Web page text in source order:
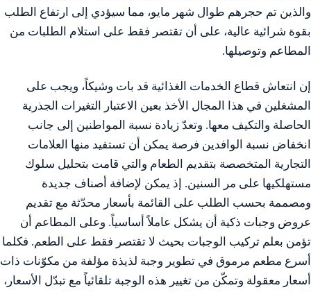
والذين تم حجرهم طوال شهر مايو، مما سيؤدي إلى ارتفاع الطلب
بقوة شرائية عالية، على أن تقتصر فقط على استلام الطلبات من
المطاعم وتوصيلها.
إن انتعاش قطاع الخدمات الغذائية قد بات وشيكاً، ويجب على
المشغلين في هذا المجال الأخذ بعين الاعتبار التغيرات الجذرية
الحاصلة والتكيف معها. وتعدّ زيادة نسبة المواطنين إلى جانب
انخفاض نسبة الوافدين فرصة يمكن أن تستفيد منها العلامات
التجارية المتخصصة بتقديم الطعام والتي قامت بتحليل سلوك
مستهلكيها على مر السنين. إذ يمكن لإضافة أصناف جديدة
ومصممة بحسب الطلب على القائمة بأسعار محدّثة مع تقديم
عروض وجبات ذكية أن يشكل عاملاً أساسياً. وعلى المطاعم أن
تؤمن بعلم تركيب الوجبات بحيث لا تقتصر فقط على الطعم. فكلما
أسرع مطعم مرموق في تطوير وجبة لذيذة مؤلفة من مكوّنات ذات
أسعار معقولة وتمكّن من تغيير هذه الوجبة تلقائياً مع تبدّل الأسعار،